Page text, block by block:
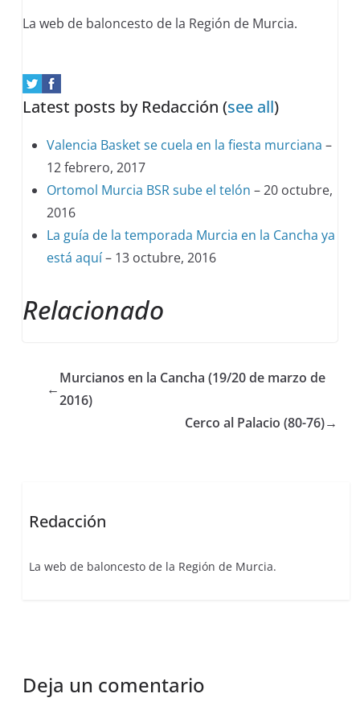
La web de baloncesto de la Región de Murcia.
Latest posts by Redacción(see all)
Valencia Basket se cuela en la fiesta murciana –
12 febrero, 2017
Ortomol Murcia BSR sube el telón – 20 octubre,
2016
La guía de la temporada Murcia en la Cancha ya
está aquí– 13 octubre, 2016
Relacionado
←
Murcianos en la Cancha (19/20 de marzo de
2016)
Cerco al Palacio (80-76)→
Redacción
La web de baloncesto de la Región de Murcia.
Deja un comentario